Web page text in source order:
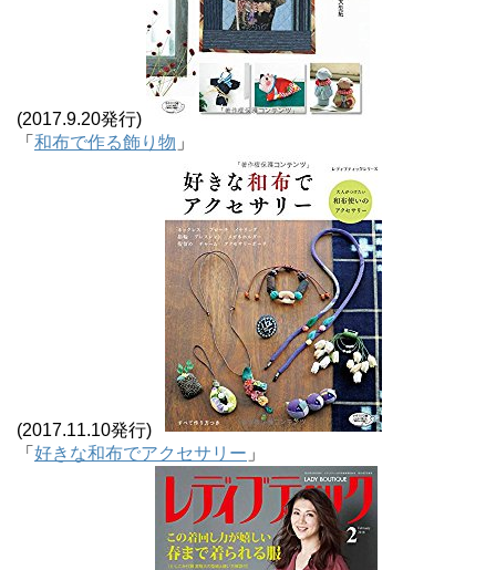
(2017.9.20発行)
「 和布で作る飾り物 」
(2017.11.10発行)
「 好きな和布でアクセサリー 」